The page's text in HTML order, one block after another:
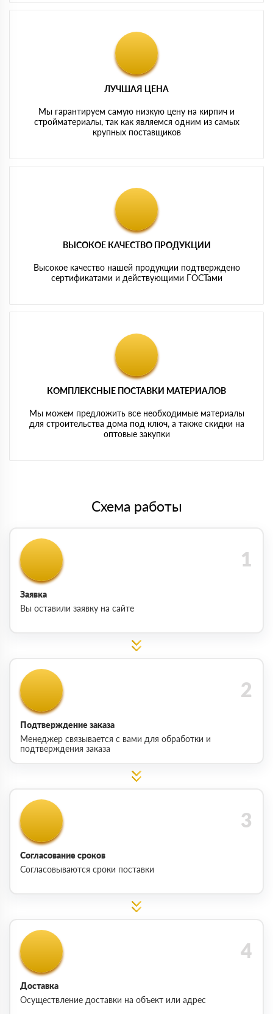
ЛУЧШАЯ ЦЕНА
Мы гарантируем самую низкую цену на кирпич и
стройматериалы, так как являемся одним из самых
крупных поставщиков
ВЫСОКОЕ КАЧЕСТВО ПРОДУКЦИИ
Высокое качество нашей продукции подтверждено
сертификатами и действующими ГОСТами
КОМПЛЕКСНЫЕ ПОСТАВКИ МАТЕРИАЛОВ
Мы можем предложить все необходимые материалы
для строительства дома под ключ, а также скидки на
оптовые закупки
Схема работы
Заявка
Вы оставили заявку на сайте
Подтверждение заказа
Менеджер связывается с вами для обработки и
подтверждения заказа
Согласование сроков
Согласовываются сроки поставки
Доставка
Осуществление доставки на объект или адрес